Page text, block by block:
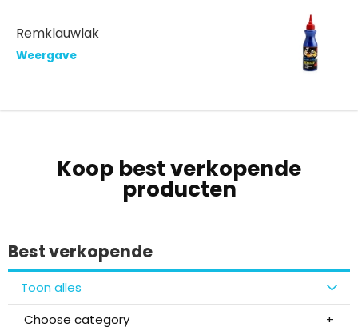
Remklauwlak
Weergave
Koop best verkopende
producten
Best verkopende
Toon alles
Choose category